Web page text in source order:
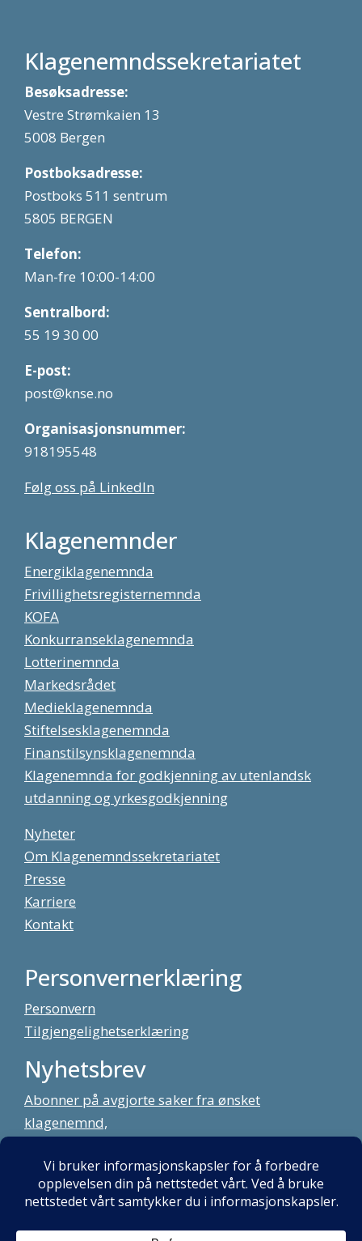
Klagenemndssekretariatet
Besøksadresse:
Vestre Strømkaien 13
5008 Bergen
Postboksadresse:
Postboks 511 sentrum
5805 BERGEN
Telefon:
Man-fre 10:00-14:00
Sentralbord:
55 19 30 00
E-post:
post@knse.no
Organisasjonsnummer:
918195548
Følg oss på LinkedIn
Klagenemnder
Energiklagenemnda
Frivillighetsregisternemnda
KOFA
Konkurranseklagenemnda
Lotterinemnda
Markedsrådet
Medieklagenemnda
Stiftelsesklagenemnda
Finanstilsynsklagenemnda
Klagenemnda for godkjenning av utenlandsk
utdanning og yrkesgodkjenning
Nyheter
Om Klagenemndssekretariatet
Presse
Karriere
Kontakt
Personvernerklæring
Personvern
Tilgjengelighetserklæring
Nyhetsbrev
Abonner på avgjorte saker fra ønsket
klagenemnd,